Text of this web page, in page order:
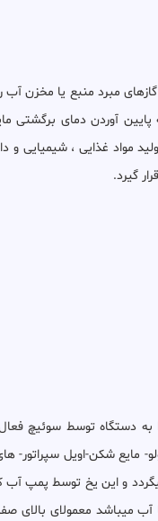
مبرد منبع یا مخزن
آوردن دمای برگشتی
مواد غذایی ، شیمیایی و
گیرد.
به دستگاه توسط سوئیچ
مایع شکن-اویل سپراتور-
و این یخ توسط پمپ